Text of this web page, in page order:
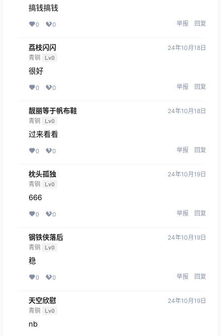
搞钱搞钱
0 0 举报 回复
荔枝闪闪
青铜 Lv0
24年10月18日
很好
0 0 举报 回复
靓丽等于帆布鞋
青铜 Lv0
24年10月18日
过来看看
0 0 举报 回复
枕头孤独
青铜 Lv0
24年10月19日
666
0 0 举报 回复
钢铁侠落后
青铜 Lv0
24年10月19日
稳
0 0 举报 回复
天空欣慰
青铜 Lv0
24年10月19日
nb